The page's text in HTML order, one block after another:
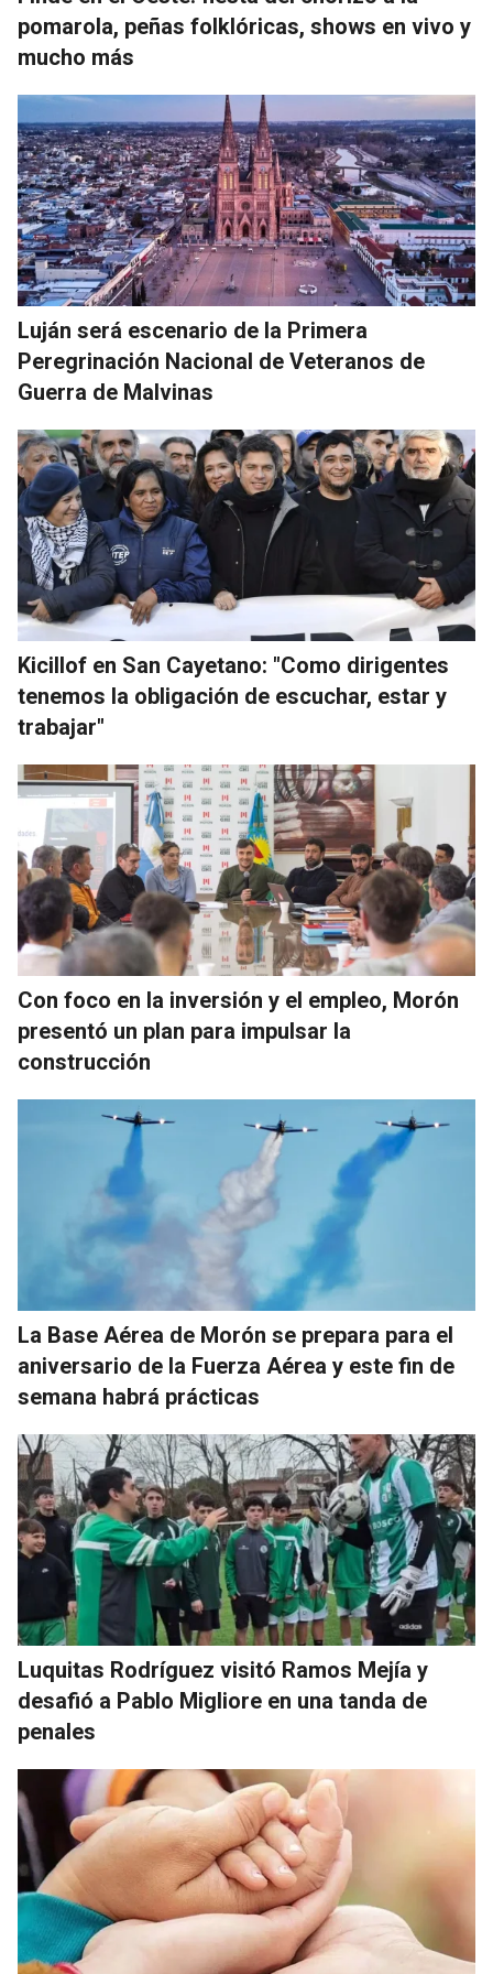
pomarola, peñas folklóricas, shows en vivo y
mucho más
Luján será escenario de la Primera
Peregrinación Nacional de Veteranos de
Guerra de Malvinas
Kicillof en San Cayetano: "Como dirigentes
tenemos la obligación de escuchar, estar y
trabajar"
Con foco en la inversión y el empleo, Morón
presentó un plan para impulsar la
construcción
La Base Aérea de Morón se prepara para el
aniversario de la Fuerza Aérea y este fin de
semana habrá prácticas
Luquitas Rodríguez visitó Ramos Mejía y
desafió a Pablo Migliore en una tanda de
penales